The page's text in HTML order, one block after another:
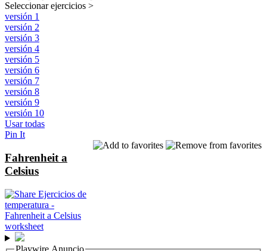
Seleccionar ejercicios >
versión 1
versión 2
versión 3
versión 4
versión 5
versión 6
versión 7
versión 8
versión 9
versión 10
Usar todas
Pin It
Fahrenheit a
Celsius
Playwire Anuncio